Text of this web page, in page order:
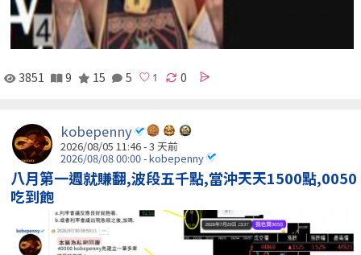
3851 9 15 5 0
kobepenny
2026/08/05 11:46 - 3 天前
2026/08/08 00:00 - kobepenny
八月第一週就賺翻,波段五千點,當沖天天1500點,0050
吃到飽